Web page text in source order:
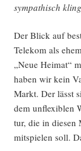
sym­pa­thisch
Der Blick auf
Tele­kom als
„Neue Hei­mat“
haben wir kein
Markt. Der lässt
dem unfle­xi­blen
tur, die in die­sen
mit­spie­len soll.